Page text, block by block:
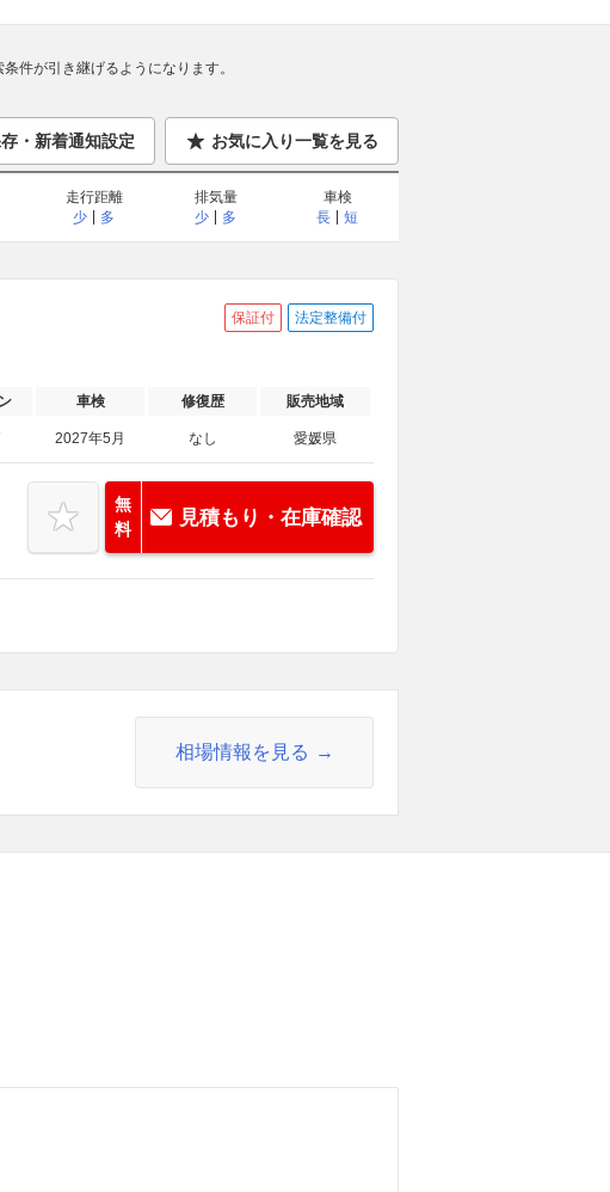
件が引き継げるようになります。
・新着通知設定 お気に入り一覧を見る
走行距離
少
多
排気量
少
多
車検
長
短
保証付 法定整備付
車検 修復歴 販売地域
2027年5月 なし 愛媛県
無
料
見積もり・在庫確認
相場情報を見る